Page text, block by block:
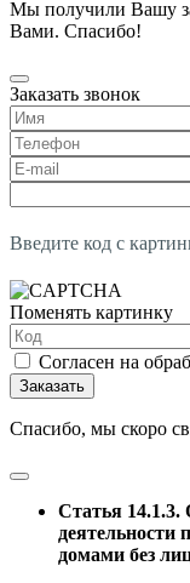
Мы получили Вашу
Вами. Спасибо!
Заказать звонок
Введите код с
Поменять картинку
Согласен на
Заказать
Спасибо, мы скоро
Статья 14.1.3.
домами без